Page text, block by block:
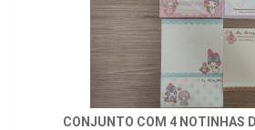
CONJUNTO COM 4 NOTINHAS